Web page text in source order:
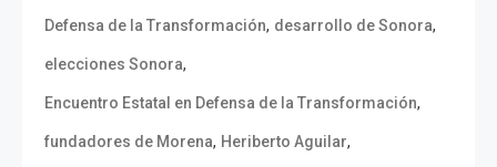
Defensa de la Transformación, desarrollo de Sonora,
elecciones Sonora,
Encuentro Estatal en Defensa de la Transformación,
fundadores de Morena, Heriberto Aguilar,